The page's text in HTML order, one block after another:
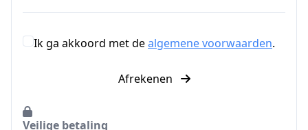
Ik ga akkoord met dealgemene voorwaarden.
Afrekenen
Veilige betaling